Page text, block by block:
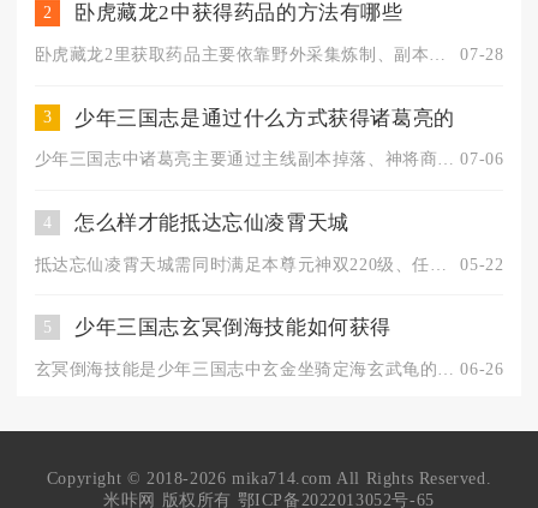
2 卧虎藏龙2中获得药品的方法有哪些
07-28
3 少年三国志是通过什么方式获得诸葛亮的
少年三国志中诸葛亮主要通过主线副本掉落、神将商店兑换、竞技场... 07-06
4 怎么样才能抵达忘仙凌霄天城
05-22
5 少年三国志玄冥倒海技能如何获得
06-26
Copyright © 2018-2026 mika714.com All Rights Reserved.
米咔网 版权所有 鄂ICP备2022013052号-65